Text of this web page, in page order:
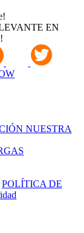
EN
NUESTRA
POLÍTICA DE